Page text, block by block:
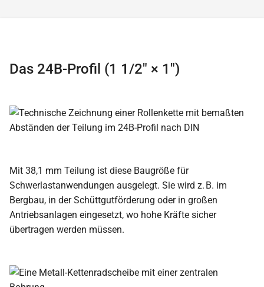
Das 24B-Profil (1 1/2″ × 1″)
Mit 38,1 mm Teilung ist diese Baugröße für
Schwerlastanwendungen ausgelegt. Sie wird z. B. im
Bergbau, in der Schüttgutförderung oder in großen
Antriebsanlagen eingesetzt, wo hohe Kräfte sicher
übertragen werden müssen.